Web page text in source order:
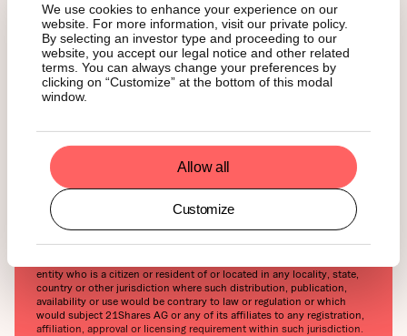
We use cookies to enhance your experience on our
website. For more information, visit our private policy.
By selecting an investor type and proceeding to our
website, you accept our legal notice and other related
terms. You can always change your preferences by
clicking on “Customize” at the bottom of this modal
window.
Allow all
Customize
crypto assets or derivatives. This report is provided for information
and research purposes only and should not be construed or
presented as an offer or solicitation for any investment. The
information provided does not constitute a prospectus or any offering
and does not contain or constitute an offer to sell or solicit an offer
to invest in any jurisdiction. The crypto assets or derivatives and/or
any services contained or referred to herein may not be suitable for
appropriate to your individual circumstances or otherwise constitutes
a personal recommendation. Neither 21Shares AG nor any of its
affiliates accept liability for loss arising from the use of the material
presented or discussed herein.Readers are cautioned that any
forward-looking statements are not guarantees of future performance
and involve risks and uncertainties and that actual results may differ
materially from those in the forward-looking statements as a result of
various factors.This report may contain or refer to material that is not
entity who is a citizen or resident of or located in any locality, state,
country or other jurisdiction where such distribution, publication,
availability or use would be contrary to law or regulation or which
would subject 21Shares AG or any of its affiliates to any registration,
affiliation, approval or licensing requirement within such jurisdiction.